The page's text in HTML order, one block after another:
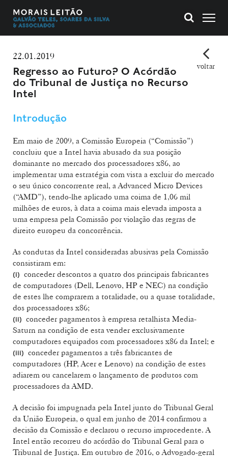
22.01.2019
Regresso ao Futuro? O Acórdão
do Tribunal de Justiça no Recurso
Intel
voltar
Introdução
Em maio de 2009, a Comissão Europeia (“Comissão”)
concluiu que a Intel havia abusado da sua posição
dominante no mercado dos processadores x86, ao
implementar uma estratégia com vista a excluir do mercado
o seu único concorrente real, a Advanced Micro Devices
(“AMD”), tendo-lhe aplicado uma coima de 1,06 mil
milhões de euros, à data a coima mais elevada imposta a
uma empresa pela Comissão por violação das regras de
direito europeu da concorrência.
As condutas da Intel consideradas abusivas pela Comissão
consistiram em:
(i) conceder descontos a quatro dos principais fabricantes
de computadores (Dell, Lenovo, HP e NEC) na condição
de estes lhe comprarem a totalidade, ou a quase totalidade,
dos processadores x86;
(ii) conceder pagamentos à empresa retalhista Media-
Saturn na condição de esta vender exclusivamente
computadores equipados com processadores x86 da Intel; e
(iii) conceder pagamentos a três fabricantes de
computadores (HP, Acer e Lenovo) na condição de estes
adiarem ou cancelarem o lançamento de produtos com
processadores da AMD.
A decisão foi impugnada pela Intel junto do Tribunal Geral
da União Europeia, o qual em junho de 2014 confirmou a
decisão da Comissão e declarou o recurso improcedente. A
Intel então recorreu do acórdão do Tribunal Geral para o
Tribunal de Justiça. Em outubro de 2016, o Advogado-geral